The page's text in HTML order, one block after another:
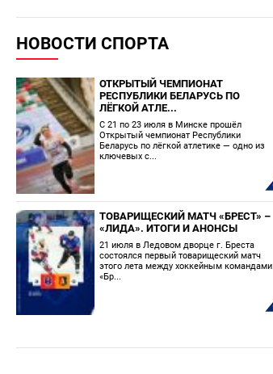
НОВОСТИ СПОРТА
ОТКРЫТЫЙ ЧЕМПИОНАТ
РЕСПУБЛИКИ БЕЛАРУСЬ ПО
ЛЁГКОЙ АТЛЕ...
С 21 по 23 июля в Минске прошёл
Открытый чемпионат Республики
Беларусь по лёгкой атлетике — одно из
ключевых с...
ТОВАРИЩЕСКИЙ МАТЧ «БРЕСТ» –
«ЛИДА». ИТОГИ И АНОНСЫ
21 июля в Ледовом дворце г. Бреста
состоялся первый товарищеский матч
этого лета между хоккейным командами
«Бр...